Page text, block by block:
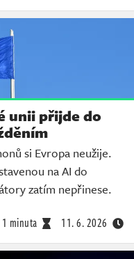
unii přijde do
si Evropa neužije.
na AI do
zatím nepřinese.
1 minuta 11. 6. 2026